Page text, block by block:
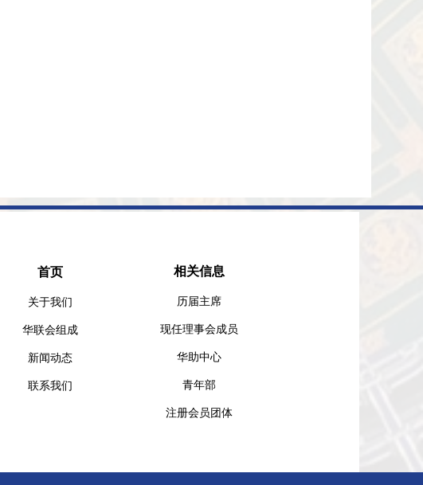
首页​
关于我们
华联会组成
新闻动态
联系我们
相关信息​
历届主席
​现任理事会成员
华助中心
青年部
注册会员团体